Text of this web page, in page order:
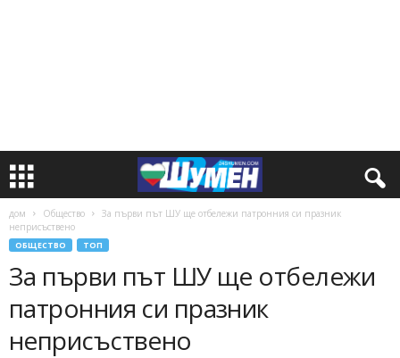
дом Общество
За първи път ШУ ще отбележи патронния си празник
неприсъствено
ОБЩЕСТВО ТОП
За първи път ШУ ще отбележи
патронния си празник
неприсъствено